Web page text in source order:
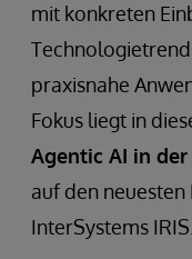
mit konkreten
praxisnahe
Fokus liegt in
Agentic AI in
auf den
InterSystems IRIS.